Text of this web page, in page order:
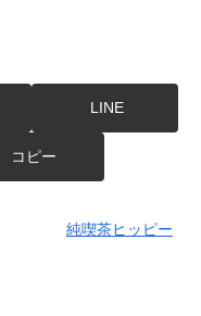
LINE
コピー
純喫茶ヒッピー